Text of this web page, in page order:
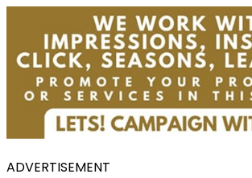
ADVERTISEMENT